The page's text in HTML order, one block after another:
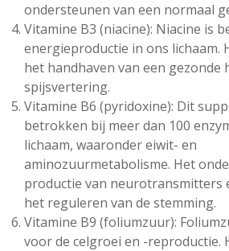
ondersteunen van een normaal
Vitamine B3 (niacine): Niacine is
energieproductie in ons lichaam.
het handhaven van een gezonde
spijsvertering.
Vitamine B6 (pyridoxine): Dit
betrokken bij meer dan 100
lichaam, waaronder eiwit- en
aminozuurmetabolisme. Het
productie van neurotransmitters
het reguleren van de stemming.
Vitamine B9 (foliumzuur):
voor de celgroei en -reproductie.